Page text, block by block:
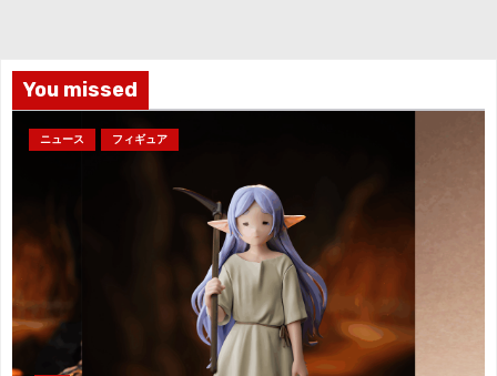
You missed
ニュース フィギュア